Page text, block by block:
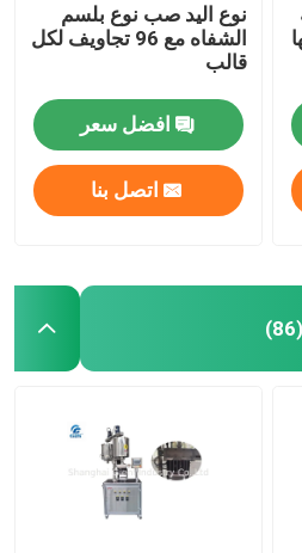
نوع اليد صب نوع بلسم
الشفاه مع 96 تجاويف لكل
قالب
افضل سعر
اتصل بنا
(86)